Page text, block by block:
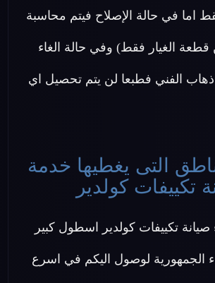
اما في حالة الإصلاح فيتم محاسبة
قطعة الغيار فقط) وفي حالة الغاء
الفني فطبعا لن يتم تحصيل اي
التى يغطيها خدمة
تكييفات كولدير
تكييفات كولدير اسطول كبير
الجمهورية لوصول اليكم في اسرع